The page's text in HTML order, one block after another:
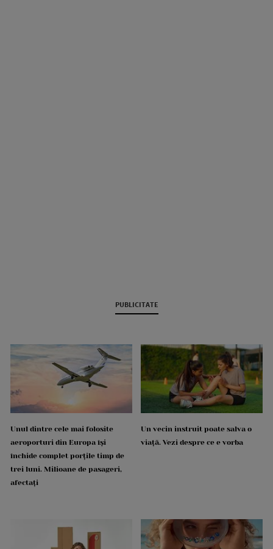
PUBLICITATE
Unul dintre cele mai folosite
aeroporturi din Europa își
închide complet porțile timp de
trei luni. Milioane de pasageri,
afectați
Un vecin instruit poate salva o
viață. Vezi despre ce e vorba